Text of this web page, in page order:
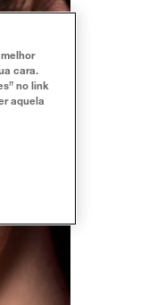
cara.
no link
aquela